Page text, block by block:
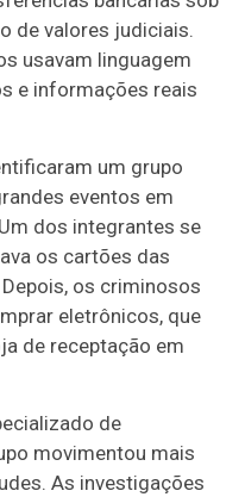
de valores judiciais.
usavam linguagem
e informações reais
um grupo
eventos em
dos integrantes se
os cartões das
os criminosos
eletrônicos, que
de receptação em
de
movimentou mais
As investigações